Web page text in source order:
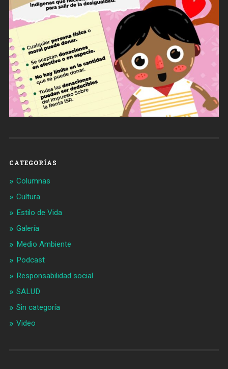
CATEGORÍAS
Columnas
Cultura
Estilo de Vida
Galería
Medio Ambiente
Podcast
Responsabilidad social
SALUD
Sin categoría
Video